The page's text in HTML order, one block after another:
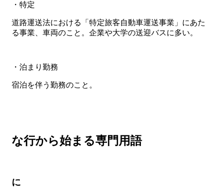
・特定
道路運送法における「特定旅客自動車運送事業」にあた
る事業、車両のこと。企業や大学の送迎バスに多い。
・泊まり勤務
宿泊を伴う勤務のこと。
な行から始まる専門用語
に